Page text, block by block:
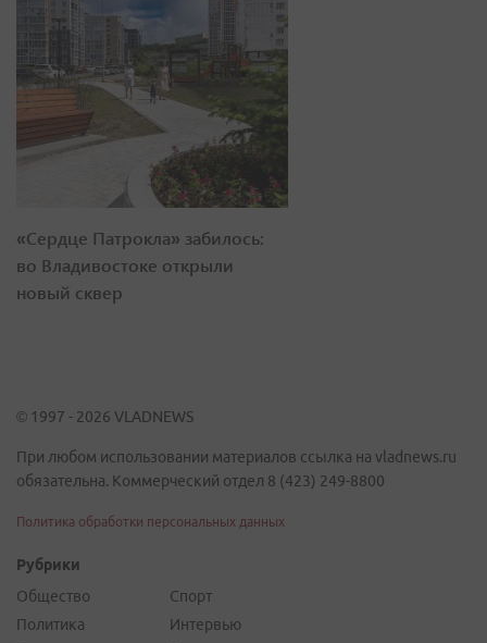
«Сердце Патрокла» забилось:
во Владивостоке открыли
новый сквер
© 1997 - 2026 VLADNEWS
При любом использовании материалов ссылка на vladnews.ru
обязательна. Коммерческий отдел 8 (423) 249-8800
Политика обработки персональных данных
Рубрики
Общество
Политика
Спорт
Интервью